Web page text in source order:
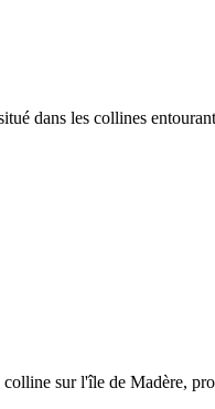
dans les collines
sur l'île de Madère,